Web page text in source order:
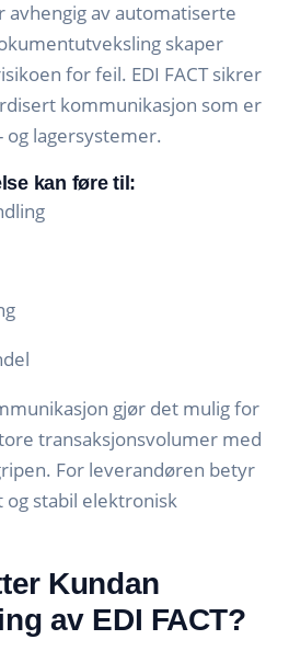
avhengig av automatiserte
skaper
for feil. EDI FACT sikrer
kommunikasjon som er
og lagersystemer.
kan føre til:
gjør det mulig for
transaksjonsvolumer med
For leverandøren betyr
stabil elektronisk
Kundan
av EDI FACT?